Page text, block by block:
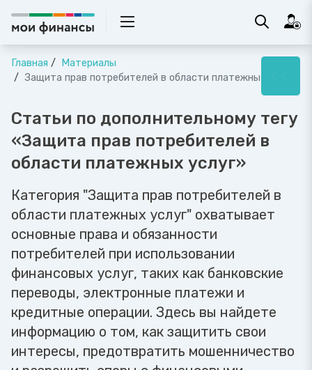
Главная
Материалы
Защита прав потребителей в области платежных услуг
Статьи по дополнительному тегу
«Защита прав потребителей в
области платежных услуг»
Категория "Защита прав потребителей в
области платежных услуг" охватывает
основные права и обязанности
потребителей при использовании
финансовых услуг, таких как банковские
переводы, электронные платежи и
кредитные операции. Здесь вы найдете
информацию о том, как защитить свои
интересы, предотвратить мошенничество